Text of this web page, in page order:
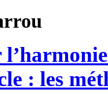
: les